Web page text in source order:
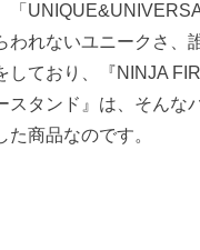
「
われないユニークさ、
しており、『NINJA
スタンド』は、そんな
た商品なのです。